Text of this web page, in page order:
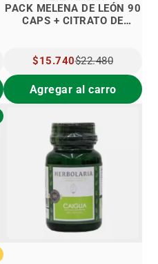
PACK MELENA DE LEÓN 90
CAPS + CITRATO DE
PRECIO
ESPECIAL
$15.740$22.480
Agregar al carro